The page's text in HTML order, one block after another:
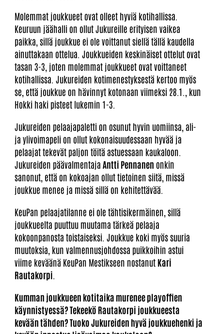
Molemmat joukkueet ovat olleet hyviä kotihallissa.
Keuruun jäähalli on ollut Jukureille erityisen vaikea
paikka, sillä joukkue ei ole voittanut siellä tällä kaudella
ainuttakaan ottelua. Joukkueiden keskinäiset ottelut ovat
tasan 3-3, joten molemmat joukkueet ovat voittaneet
kotihallissa. Jukureiden kotimenestyksestä kertoo myös
se, että joukkue on hävinnyt kotonaan viimeksi 28.1., kun
Hokki haki pisteet lukemin 1-3.
Jukureiden pelaajapaletti on osunut hyvin uomiinsa, ali-
ja ylivoimapeli on ollut kokonaisuudessaan hyvää ja
pelaajat tekevät paljon töitä astuessaan kaukaloon.
Jukureiden päävalmentaja Antti Pennanen onkin
sanonut, että on kokoajan ollut tietoinen siitä, missä
joukkue menee ja missä sillä on kehitettävää.
KeuPan pelaajatilanne ei ole tähtisikermäinen, sillä
joukkueelta puuttuu muutama tärkeä pelaaja
kokoonpanosta toistaiseksi. Joukkue koki myös suuria
muutoksia, kun valmennusjohdossa puikkoihin astui
viime keväänä KeuPan Mestikseen nostanut Kari
Rautakorpi
Kumman joukkueen kotitaika murenee playoffien
käynnistyessä? Tekeekö Rautakorpi joukkueesta
kevään tähden? Tuoko Jukureiden hyvä joukkuehenki ja